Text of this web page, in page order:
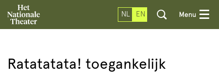
NL EN Menu
Ratatatata! toegankelijk